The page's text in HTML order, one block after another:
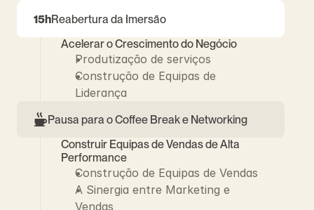
Reabertura da Imersão
15h
Acelerar o Crescimento do Negócio
Produtização de serviços
Construção de Equipas de
Liderança
Pausa para o Coffee Break e Networking
Construir Equipas de Vendas de Alta
Performance
Construção de Equipas de Vendas
A Sinergia entre Marketing e
Vendas